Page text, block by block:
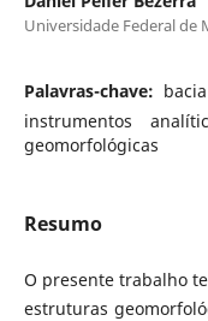
Universidade Federal de
Palavras-chave:
instrumentos
geomorfológicas
Resumo
O presente trabalho
estruturas